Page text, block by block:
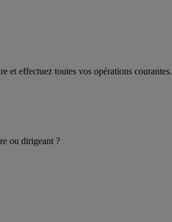
et effectuez toutes vos opérations courantes.
ou dirigeant ?